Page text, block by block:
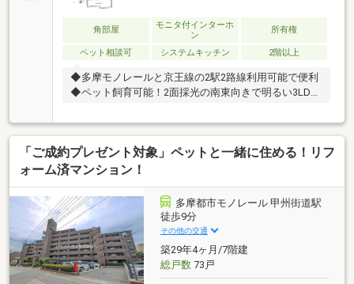
角部屋
モニタ付インターホ
ン
所有権
ペット相談可 システムキッチン 2階以上
◆多摩モノレールと京王線の2駅2路線利用可能で便利
◆ペット飼育可能！2面採光の南東向きで明るい3LDK
「ご成約プレゼント対象」ペットと一緒に住める！リフ
ォーム済マンション！
多摩都市モノレール 甲州街道駅
徒歩9分
その他の交通
築29年4ヶ月/7階建
総戸数73戸